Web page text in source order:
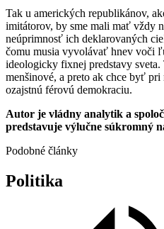
Tak u amerických republikánov,
imitátorov, by sme mali mať vždy
neúprimnosť ich deklarovaných
čomu musia vyvolávať hnev voči
ideologicky fixnej predstavy
menšinové, a preto ak chce byť pri
ozajstnú férovú demokraciu.
Autor je vládny analytik a
predstavuje výlučne súkromný
Podobné články
Politika